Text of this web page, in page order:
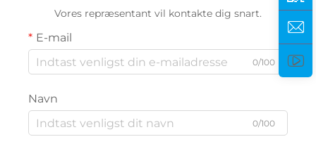
Vores repræsentant vil kontakte dig snart.
E-mail
0/100
Navn
0/100